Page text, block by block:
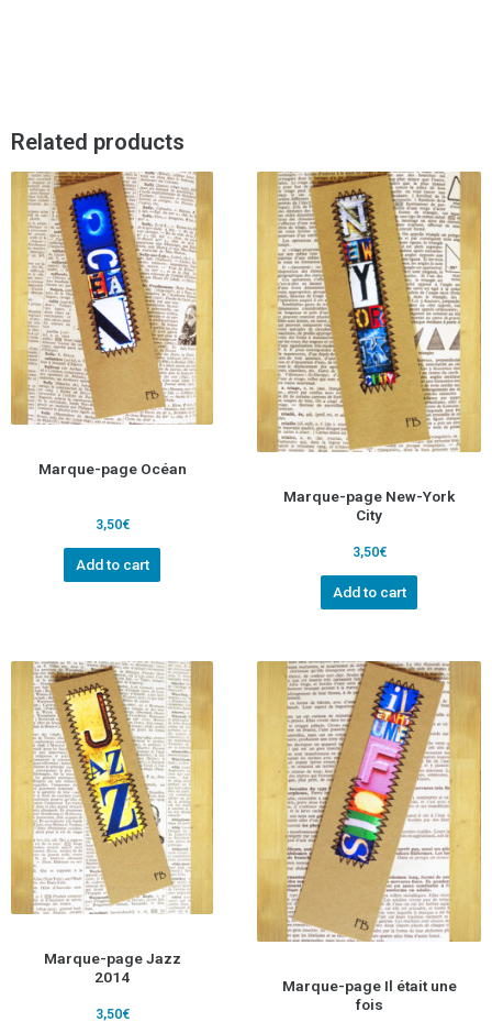
Related products
Marque-page Océan
3,50€
Add to cart
Marque-page New-York
City
3,50€
Add to cart
Marque-page Jazz
2014
3,50€
Marque-page Il était une
fois